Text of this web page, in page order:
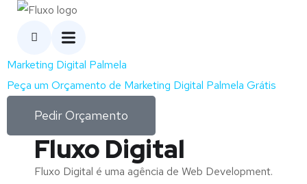
Marketing Digital Palmela
Peça um Orçamento de Marketing Digital Palmela Grátis
Pedir Orçamento
Fluxo Digital
Fluxo Digital é uma agência de Web Development.